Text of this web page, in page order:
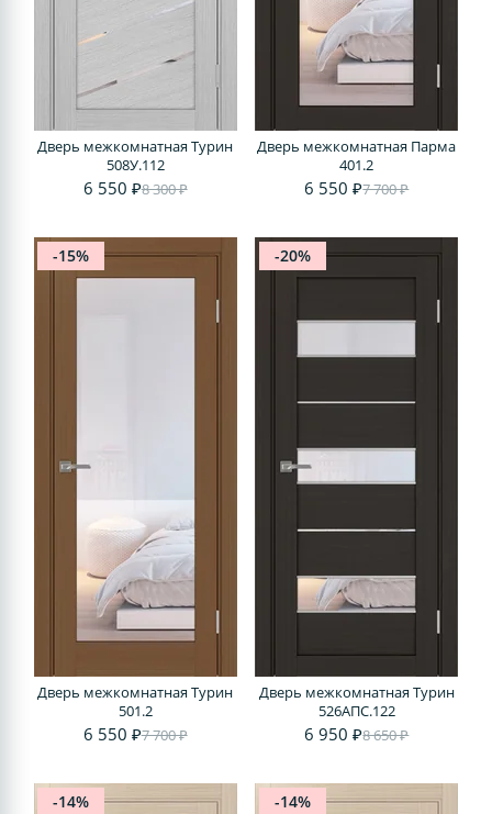
Дверь межкомнатная Турин
508У.112
6 550 ₽8 300 ₽
Дверь межкомнатная Парма
401.2
6 550 ₽7 700 ₽
-15%
Дверь межкомнатная Турин
501.2
6 550 ₽7 700 ₽
-20%
Дверь межкомнатная Турин
526АПС.122
6 950 ₽8 650 ₽
-14% -14%